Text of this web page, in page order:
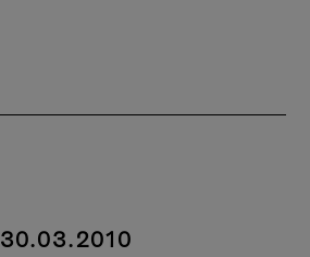
30.03.2010